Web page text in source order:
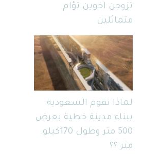
تزوجن اخوين تؤام
متماثلين
لماذا تقوم السعودية
ببناء مدينة خطية بعرض
500 متر وطول 170كيلو
متر ؟؟